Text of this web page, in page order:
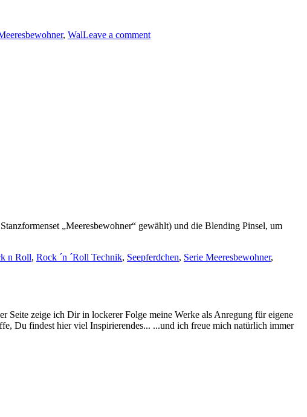
, WalLeave a comment
„Meeresbewohner“ gewählt) und die Blending Pinsel, um
n Roll, Rock ´n ´Roll Technik, Seepferdchen, Serie Meeresbewohner,
zeige ich Dir in lockerer Folge meine Werke als Anregung für eigene
Du findest hier viel Inspirierendes... ...und ich freue mich natürlich immer